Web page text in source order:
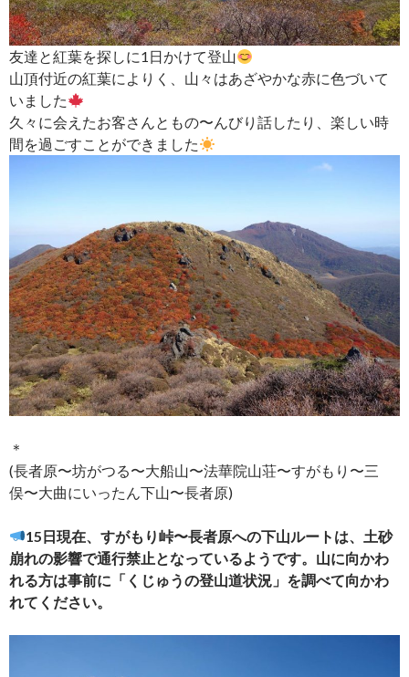
友達と紅葉を探しに1日かけて登山
山頂付近の紅葉によりく、山々はあざやかな赤に色づいて
いました
久々に会えたお客さんともの〜んびり話したり、楽しい時
間を過ごすことができました
＊
(長者原〜坊がつる〜大船山〜法華院山荘〜すがもり〜三
俣〜大曲にいったん下山〜長者原)
15日現在、すがもり峠〜長者原への下山ルートは、土砂
崩れの影響で通行禁止となっているようです。山に向かわ
れる方は事前に「くじゅうの登山道状況」を調べて向かわ
れてください。